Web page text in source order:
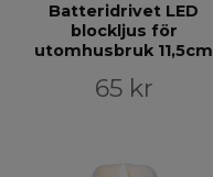
Batteridrivet LED
blockljus för
utomhusbruk 11,5cm
65 kr